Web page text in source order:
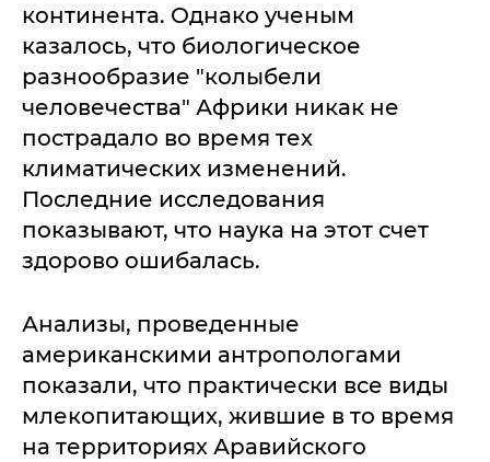
континента. Однако ученым
казалось, что биологическое
разнообразие "колыбели
человечества" Африки никак не
пострадало во время тех
климатических изменений.
Последние исследования
показывают, что наука на этот счет
здорово ошибалась.
Анализы, проведенные
американскими антропологами
показали, что практически все виды
млекопитающих, жившие в то время
на территориях Аравийского